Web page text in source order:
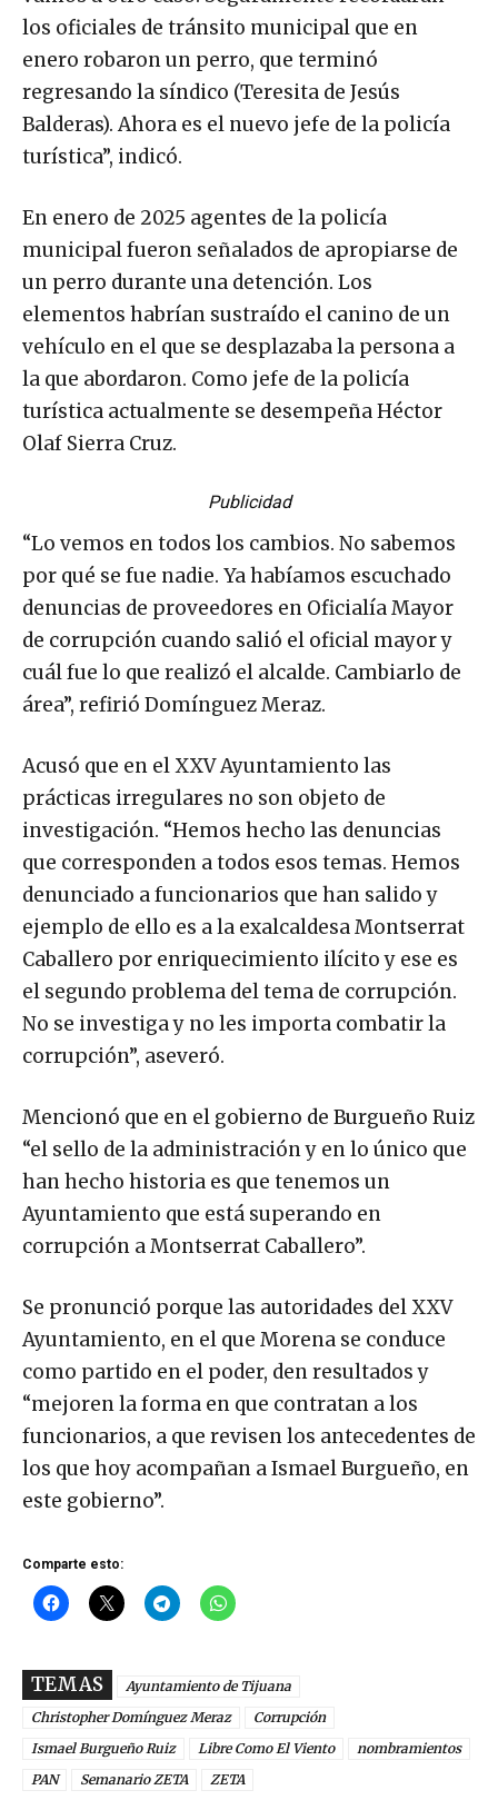
los oficiales de tránsito municipal que en
enero robaron un perro, que terminó
regresando la síndico (Teresita de Jesús
Balderas). Ahora es el nuevo jefe de la policía
turística”, indicó.
En enero de 2025 agentes de la policía
municipal fueron señalados de apropiarse de
un perro durante una detención. Los
elementos habrían sustraído el canino de un
vehículo en el que se desplazaba la persona a
la que abordaron. Como jefe de la policía
turística actualmente se desempeña Héctor
Olaf Sierra Cruz.
Publicidad
“Lo vemos en todos los cambios. No sabemos
por qué se fue nadie. Ya habíamos escuchado
denuncias de proveedores en Oficialía Mayor
de corrupción cuando salió el oficial mayor y
cuál fue lo que realizó el alcalde. Cambiarlo de
área”, refirió Domínguez Meraz.
Acusó que en el XXV Ayuntamiento las
prácticas irregulares no son objeto de
investigación. “Hemos hecho las denuncias
que corresponden a todos esos temas. Hemos
denunciado a funcionarios que han salido y
ejemplo de ello es a la exalcaldesa Montserrat
Caballero por enriquecimiento ilícito y ese es
el segundo problema del tema de corrupción.
No se investiga y no les importa combatir la
corrupción”, aseveró.
Mencionó que en el gobierno de Burgueño Ruiz
“el sello de la administración y en lo único que
han hecho historia es que tenemos un
Ayuntamiento que está superando en
corrupción a Montserrat Caballero”.
Se pronunció porque las autoridades del XXV
Ayuntamiento, en el que Morena se conduce
como partido en el poder, den resultados y
“mejoren la forma en que contratan a los
funcionarios, a que revisen los antecedentes de
los que hoy acompañan a Ismael Burgueño, en
este gobierno”.
Comparte esto:
TEMAS
Ayuntamiento de Tijuana
Christopher Domínguez Meraz
Corrupción
Ismael Burgueño Ruiz
Libre Como El Viento
nombramientos
PAN
Semanario ZETA ZETA